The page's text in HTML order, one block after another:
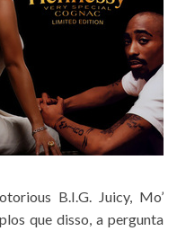
B.I.G. Juicy, Mo’
que disso, a pergunta